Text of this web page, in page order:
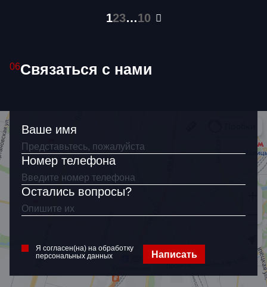
123…10
06Связаться с нами
Ваше имя
Номер телефона
Остались вопросы?
Я согласен(на) на обработку
персональных данных
Написать